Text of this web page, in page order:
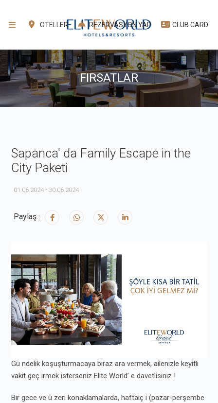
OTELLER REZERVASYON YAP CLUB CARD
TR
FIRSATLAR
Sapanca' da Family Escape in the
City Paketi
01.06.2024 - 30.06.2024
Paylaş :
Gü ndelik koşuşturmacaya biraz ara vermek, ailenizle keyifli
vakit geç irmek isterseniz Elite World’ e davetlisiniz !
Bir gece ve ü zeri konaklamalarda, haftaiç i (pazar-perşembe